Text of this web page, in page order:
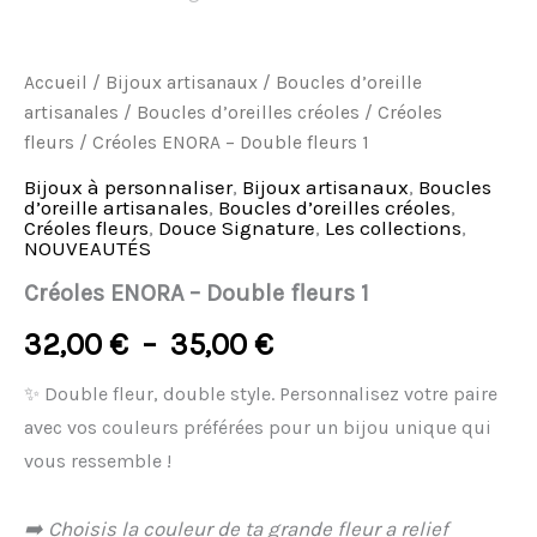
Accueil / Bijoux artisanaux / Boucles d’oreille
artisanales / Boucles d’oreilles créoles / Créoles
fleurs / Créoles ENORA – Double fleurs 1
Bijoux à personnaliser, Bijoux artisanaux, Boucles
d’oreille artisanales, Boucles d’oreilles créoles,
Créoles fleurs, Douce Signature, Les collections,
NOUVEAUTÉS
Créoles ENORA – Double fleurs 1
32,00 € – 35,00 €
✨ Double fleur, double style. Personnalisez votre paire
avec vos couleurs préférées pour un bijou unique qui
vous ressemble !
➡️ Choisis la couleur de ta grande fleur a relief